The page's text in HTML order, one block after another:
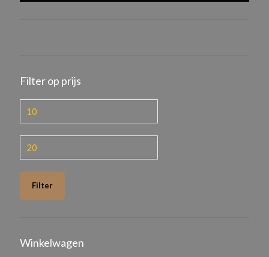
Filter op prijs
prijs
prijs
Filter
Winkelwagen